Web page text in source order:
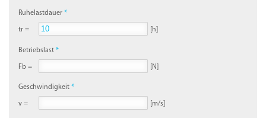
Ruhelastdauer
tr = [h]
Betriebslast
Fb = [N]
Geschwindigkeit
v = [m/s]